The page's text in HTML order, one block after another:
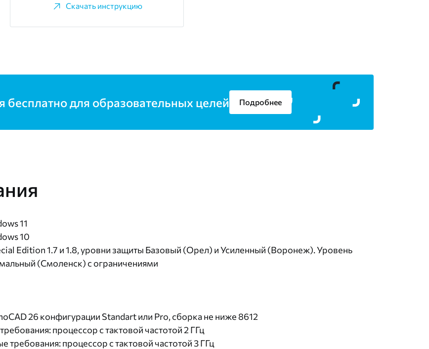
Скачать инструкцию
бесплатно для образовательных целей Подробнее
11
10
Edition 1.7 и 1.8, уровни защиты Базовый (Орел) и Усиленный (Воронеж). Уровень
(Смоленск) с ограничениями
26 конфигурации Standart или Pro, сборка не ниже 8612
процессор с тактовой частотой 2 ГГц
требования: процессор с тактовой частотой 3 ГГц